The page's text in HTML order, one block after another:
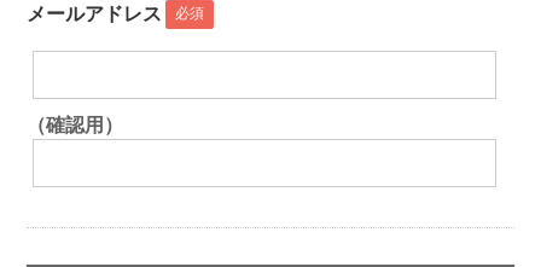
メールアドレス 必須
（確認用）